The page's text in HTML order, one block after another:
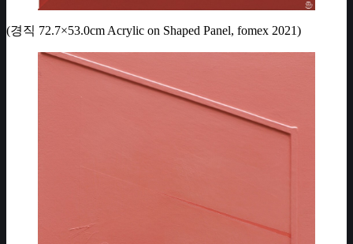
(경직 72.7×53.0cm Acrylic on Shaped Panel, fomex 2021)